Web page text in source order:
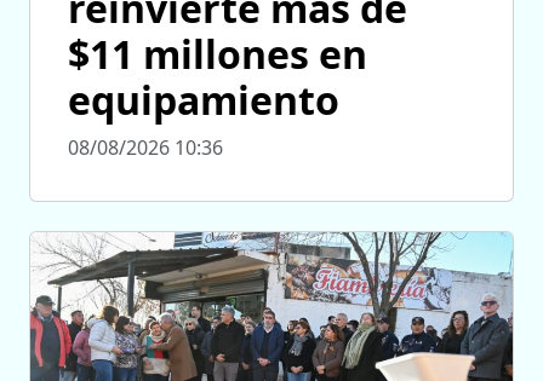
$11 millones en
equipamiento
08/08/2026 10:36